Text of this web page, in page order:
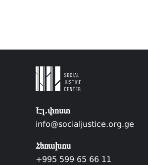
Էլ.փոստ
info@socialjustice.org.ge
Հեռախոս
+995 599 65 66 11